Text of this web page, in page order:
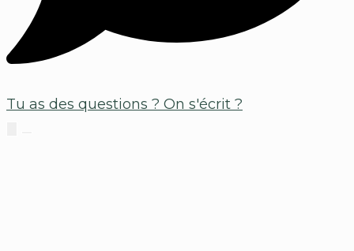
Tu as des questions ? On s'écrit ?